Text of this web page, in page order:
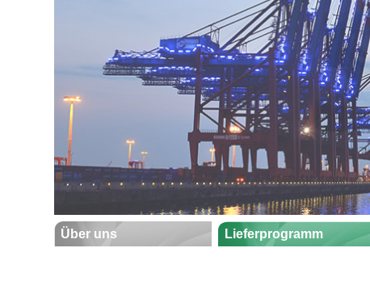
Über uns Lieferprogramm